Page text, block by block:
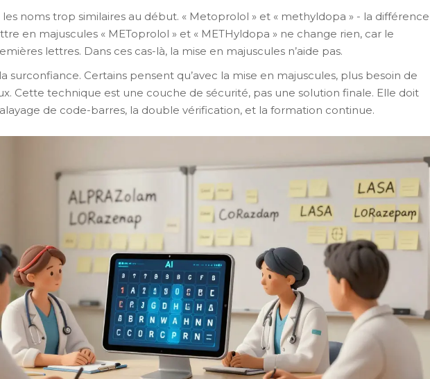
noms trop similaires au début. « Metoprolol » et « methyldopa » - la différence
en majuscules « METoprolol » et « METHyldopa » ne change rien, car le
lettres. Dans ces cas-là, la mise en majuscules n’aide pas.
surconfiance. Certains pensent qu’avec la mise en majuscules, plus besoin de
Cette technique est une couche de sécurité, pas une solution finale. Elle doit
de code-barres, la double vérification, et la formation continue.